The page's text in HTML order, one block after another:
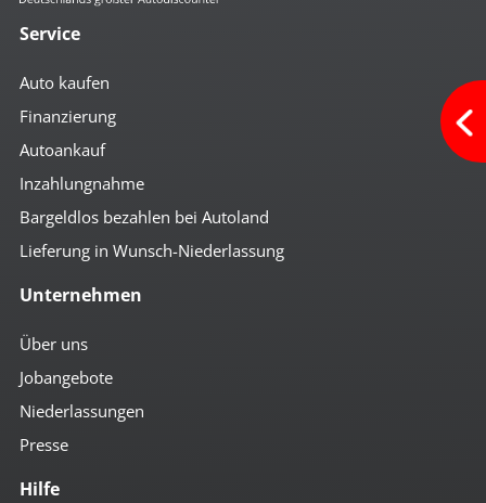
Service
Auto kaufen
Finanzierung
Autoankauf
Inzahlungnahme
Bargeldlos bezahlen bei Autoland
Lieferung in Wunsch-Niederlassung
Unternehmen
Über uns
Jobangebote
Niederlassungen
Presse
Hilfe